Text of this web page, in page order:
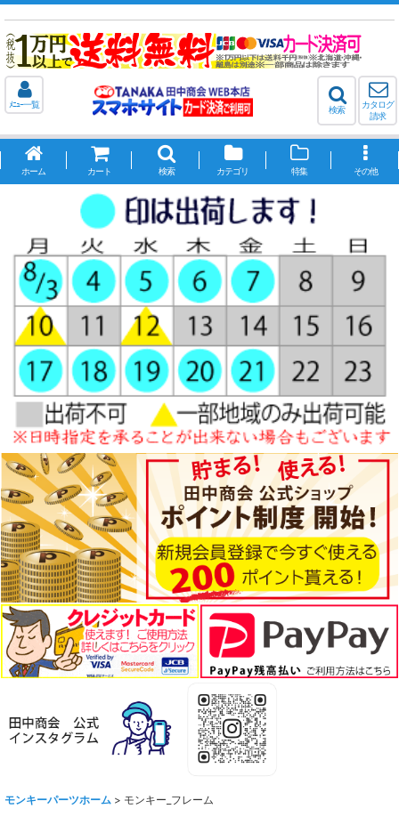
ﾒﾆｭｰ一覧
検索
カタログ
請求
ホーム カート 検索 カテゴリ 特集 その他
モンキーパーツホーム > モンキー_フレーム